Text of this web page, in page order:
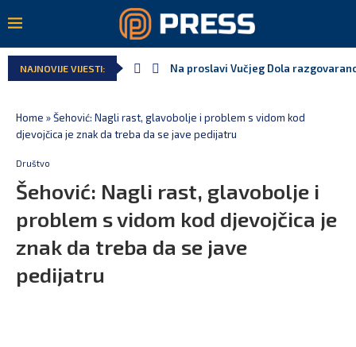
NAJNOVIJE VIJESTI: Na proslavi Vučjeg Dola
Home »Šehović: Nagli rast, glavobolje i problem s vidom kod
djevojčica je znak da treba da se jave pedijatru
Društvo
Šehović: Nagli rast, glavobolje i
problem s vidom kod djevojčica je
znak da treba da se jave
pedijatru